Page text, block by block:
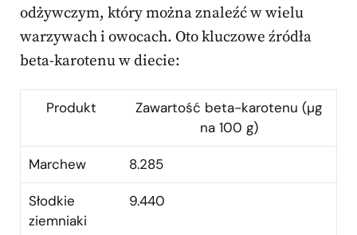
odżywczym, który można znaleźć w wielu
warzywach i owocach. Oto kluczowe źródła
beta-karotenu w diecie:
Produkt
Zawartość beta-karotenu (µg
na 100 g)
Marchew 8.285
Słodkie
ziemniaki
9.440